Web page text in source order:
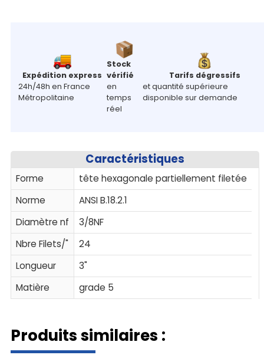
Expédition express
24h/48h en France
Métropolitaine
Stock
vérifié
en
temps
réel
Tarifs dégressifs
et quantité supérieure
disponible sur demande
Caractéristiques
Forme
tête hexagonale partiellement filetée
Norme
ANSI B.18.2.1
Diamètre nf
3/8NF
Nbre Filets/"
24
Longueur
3"
Matière
grade 5
Produits similaires :